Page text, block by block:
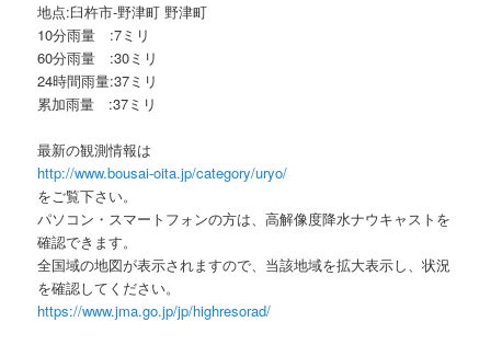
地点:臼杵市-野津町 野津町
10分雨量 :7ミリ
60分雨量 :30ミリ
24時間雨量:37ミリ
累加雨量 :37ミリ
最新の観測情報は
http://www.bousai-oita.jp/category/uryo/
をご覧下さい。
パソコン・スマートフォンの方は、高解像度降水ナウキャストを
確認できます。
全国域の地図が表示されますので、当該地域を拡大表示し、状況
を確認してください。
https://www.jma.go.jp/jp/highresorad/